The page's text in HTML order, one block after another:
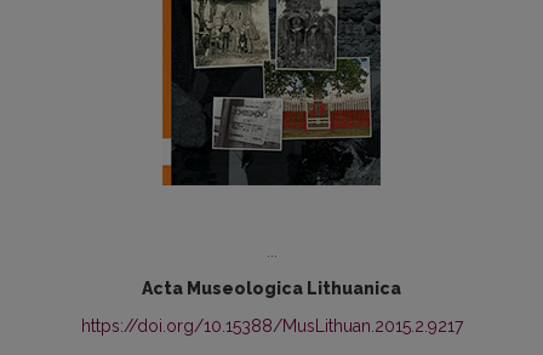
Acta Museologica Lithuanica
https://doi.org/10.15388/MusLithuan.2015.2.9217